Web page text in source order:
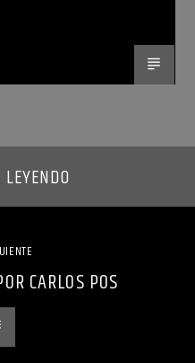
CARLOS POS